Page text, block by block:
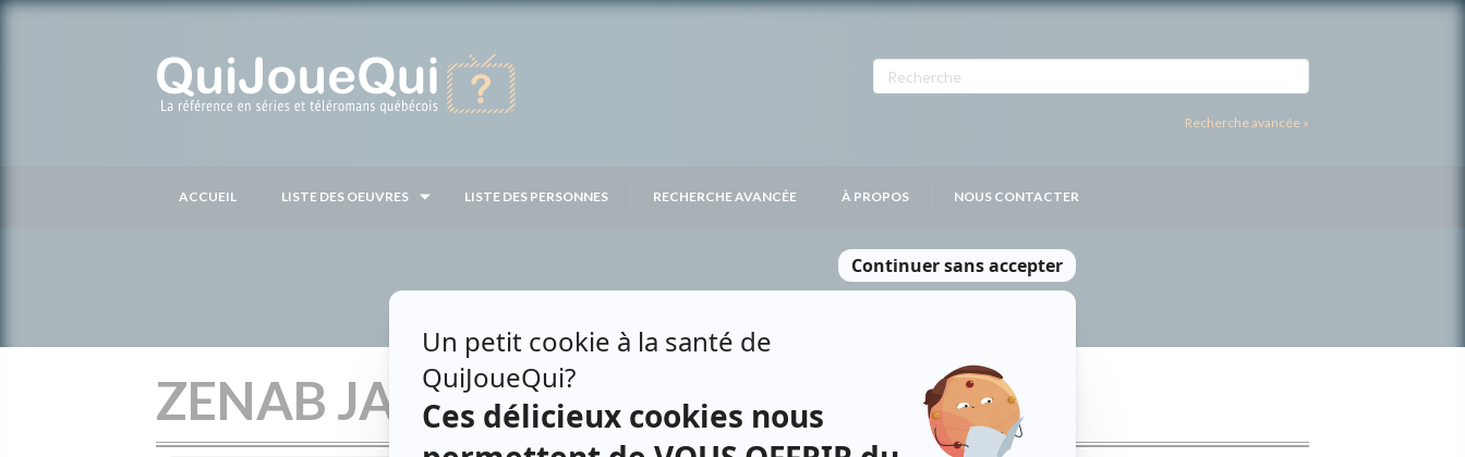
Recherche avancée »
ACCUEIL LISTE DES OEUVRES LISTE DES PERSONNES RECHERCHE AVANCÉE À PROPOS NOUS CONTACTER
ZENAB JABER